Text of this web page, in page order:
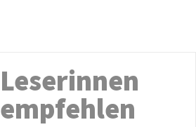
Leserinnen
empfehlen